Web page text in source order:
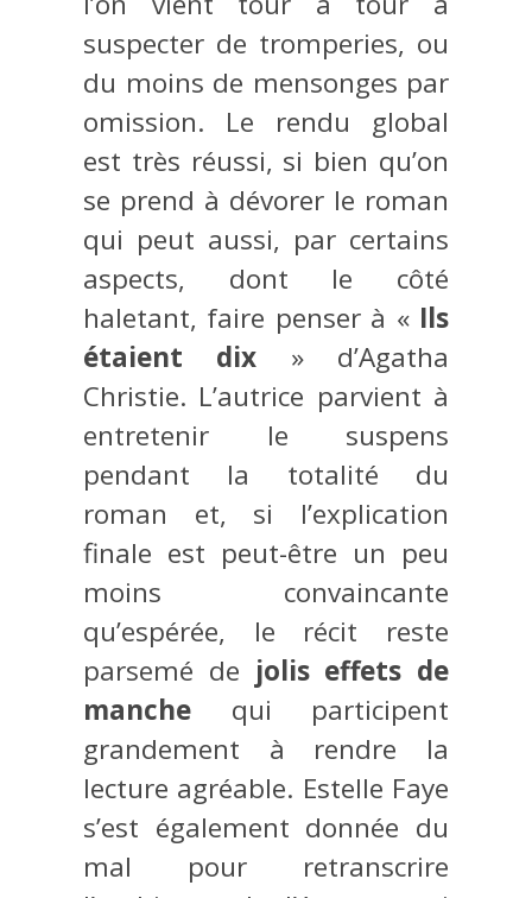
suspecter de tromperies, ou
du moins de mensonges par
omission. Le rendu global
est très réussi, si bien qu’on
se prend à dévorer le roman
qui peut aussi, par certains
aspects, dont le côté
haletant, faire penser à « Ils
étaient dix » d’Agatha
Christie. L’autrice parvient à
entretenir le suspens
pendant la totalité du
roman et, si l’explication
finale est peut-être un peu
moins convaincante
qu’espérée, le récit reste
parsemé de jolis effets de
manche qui participent
grandement à rendre la
lecture agréable. Estelle Faye
s’est également donnée du
mal pour retranscrire